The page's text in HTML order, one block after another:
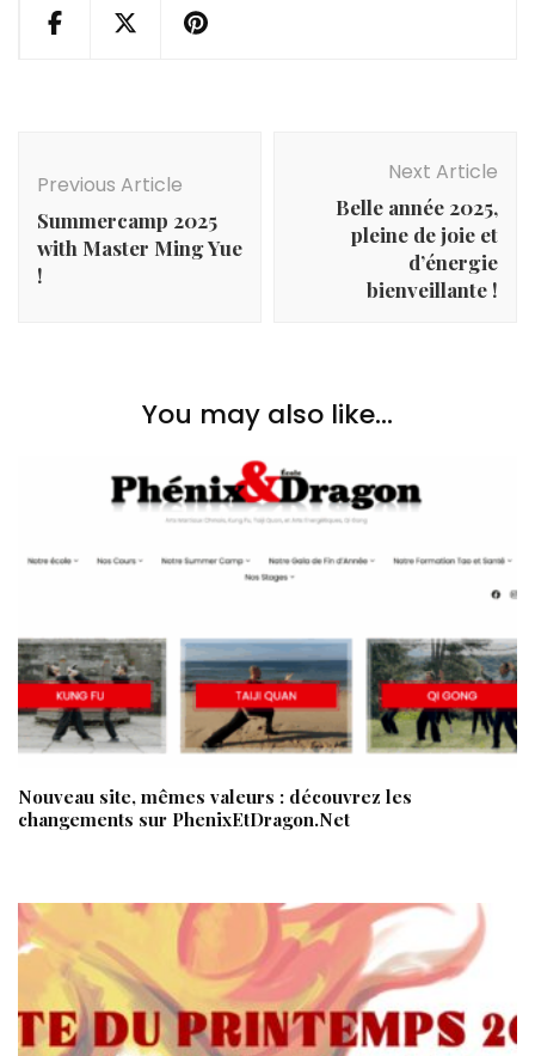
Navigation
Previous Article
Summercamp 2025
with Master Ming Yue
!
Next Article
Belle année 2025,
pleine de joie et
d’énergie
bienveillante !
You may also like...
Nouveau site, mêmes valeurs : découvrez les
changements sur PhenixEtDragon.Net